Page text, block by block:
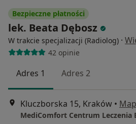
Bezpieczne płatności
lek. Beata Dębosz
W trakcie specjalizacji (Radiolog) ·
42 opinie
Adres 1 Adres 2
Kluczborska 15, Kraków •
MediComfort Centrum Leczenia